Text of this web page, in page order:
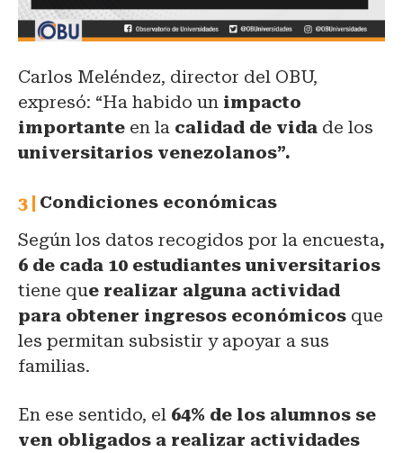
Carlos Meléndez, director del OBU,
expresó: “Ha habido un impacto
importante en la calidad de vida de los
universitarios venezolanos”.
Condiciones económicas
Según los datos recogidos por la encuesta,
6 de cada 10 estudiantes universitarios
tiene que realizar alguna actividad
para obtener ingresos económicos que
les permitan subsistir y apoyar a sus
familias.
En ese sentido, el 64% de los alumnos se
ven obligados a realizar actividades